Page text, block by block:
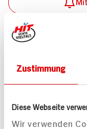
Zustimmung
Diese Webseite
Wir verwenden
Alle Rezepte